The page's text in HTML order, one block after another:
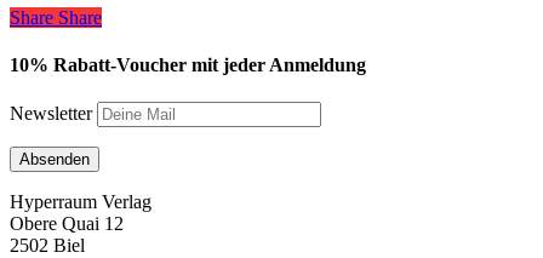
Share
Share Share
10% Rabatt-Voucher mit jeder Anmeldung
Newsletter
Hyperraum Verlag
Obere Quai 12
2502 Biel